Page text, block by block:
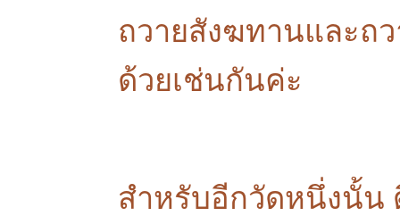
ถวายสังฆทานและถ
ด้วยเช่นกันค่ะ
สำหรับอีกวัดหนึ่งนั้น